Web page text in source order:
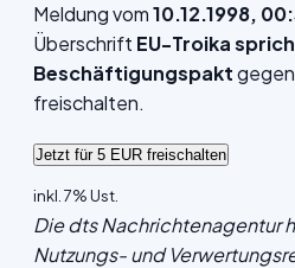
Meldung vom10.12.1998,
Überschrift EU-Troika
Beschäftigungspakt
freischalten.
inkl. 7% Ust.
Die dts Nachrichtenagentur
Nutzungs- und